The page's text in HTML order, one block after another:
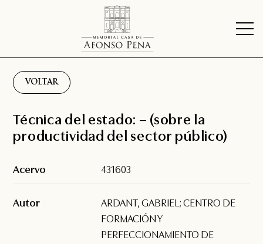
VOLTAR
Técnica del estado: – (sobre la
productividad del sector público)
Acervo 431603
Autor
ARDANT, GABRIEL; CENTRO DE
FORMACIÓN Y
PERFECCIONAMIENTO DE